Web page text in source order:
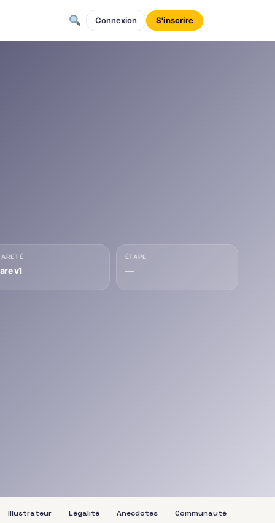
Connexion S'inscrire
v1
ÉTAPE
—
Illustrateur Légalité Anecdotes Communauté